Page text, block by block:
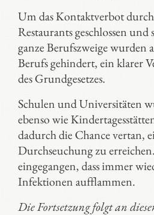
Um das Kontaktverbot
Restaurants geschlossen und
ganze Berufszweige wurden
Berufs gehindert, ein klarer
des Grundgesetzes.
Schulen und Universitäten
ebenso wie
dadurch die Chance vertan,
Durchseuchung zu
eingegangen, dass immer
Infektionen aufflammen.
Die Fortsetzung folgt an